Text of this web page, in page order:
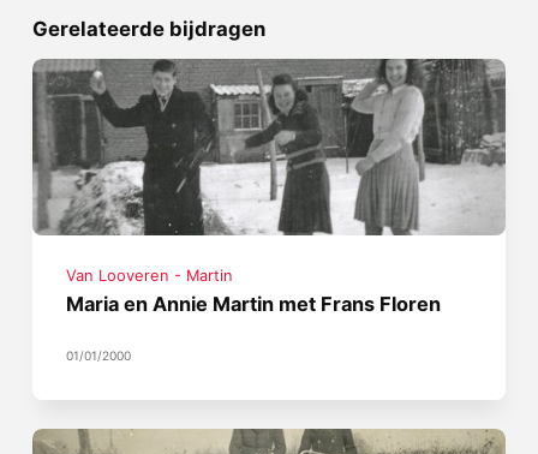
Gerelateerde bijdragen
Van Looveren - Martin
Maria en Annie Martin met Frans Floren
01/01/2000